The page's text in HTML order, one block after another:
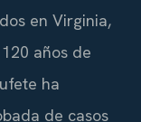
en Virginia,
años de
ha
de casos